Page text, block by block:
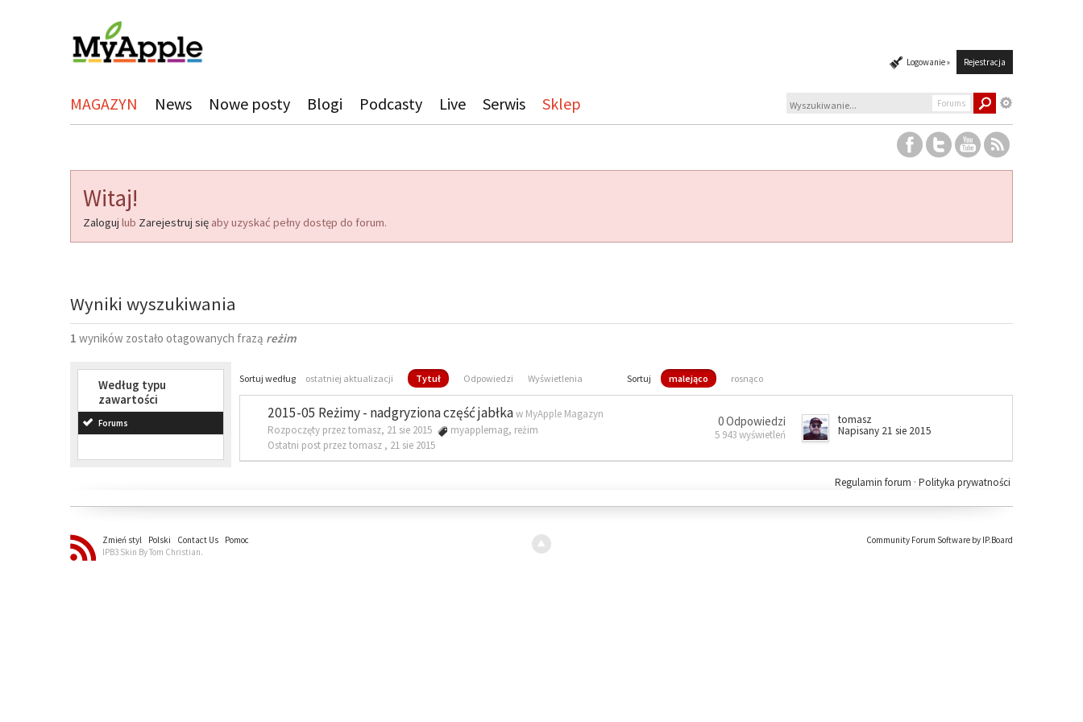
Logowanie » Rejestracja
MAGAZYN News Nowe posty Blogi Podcasty Live Serwis Sklep Forums
Witaj!
Zaloguj lub Zarejestruj się aby uzyskać pełny dostęp do forum.
Wyniki wyszukiwania
1 wyników zostało otagowanych frazą reżim
Według typu
zawartości
Forums
Sortuj według ostatniej aktualizacji Tytuł Odpowiedzi Wyświetlenia Sortuj malejąco rosnąco
2015-05 Reżimy - nadgryziona część jabłkaw MyApple Magazyn
Rozpoczęty przez tomasz, 21 sie 2015
myapplemag, reżim
Ostatni post przez tomasz , 21 sie 2015
0 Odpowiedzi
5 943 wyświetleń
tomasz
Napisany 21 sie 2015
Polityka prywatności
Regulamin forum ·
Zmień styl Polski Contact Us
Pomoc
IPB3 Skin By Tom Christian.
Community Forum Software by IP.Board